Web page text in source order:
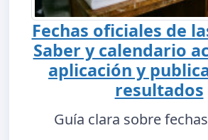
Fechas oficiales de
Saber y calendario
aplicación y
resultados
Guía clara sobre